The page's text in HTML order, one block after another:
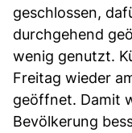
geschlossen,
durchgehend
wenig genutzt.
Freitag wieder
geöffnet. Damit
Bevölkerung